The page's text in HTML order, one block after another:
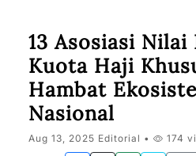
13 Asosiasi Nilai
Kuota Haji
Hambat
Nasional
Aug 13, 2025 Editorial • 174